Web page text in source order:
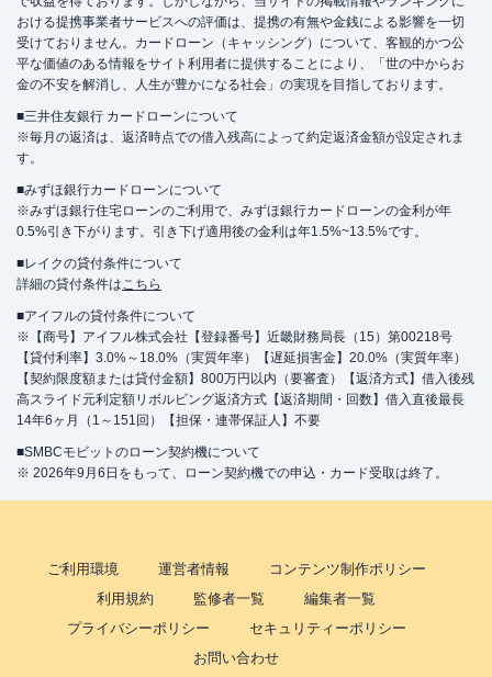
おける提携事業者サービスへの評価は、提携の有無や金銭による影響を一切
受けておりません。カードローン（キャッシング）について、客観的かつ公
平な価値のある情報をサイト利用者に提供することにより、「世の中からお
金の不安を解消し、人生が豊かになる社会」の実現を目指しております。
■三井住友銀行 カードローンについて
※毎月の返済は、返済時点での借入残高によって約定返済金額が設定されま
す。
■みずほ銀行カードローンについて
※みずほ銀行住宅ローンのご利用で、みずほ銀行カードローンの金利が年
0.5%引き下がります。引き下げ適用後の金利は年1.5%~13.5%です。
■レイクの貸付条件について
詳細の貸付条件はこちら
■アイフルの貸付条件について
※【商号】アイフル株式会社【登録番号】近畿財務局長（15）第00218号
【貸付利率】3.0%～18.0%（実質年率）【遅延損害金】20.0%（実質年率）
【契約限度額または貸付金額】800万円以内（要審査）【返済方式】借入後残
高スライド元利定額リボルビング返済方式【返済期間・回数】借入直後最長
14年6ヶ月（1～151回）【担保・連帯保証人】不要
■SMBCモビットのローン契約機について
※ 2026年9月6日をもって、ローン契約機での申込・カード受取は終了。
ご利用環境 運営者情報
コンテンツ制作ポリシー
利用規約
監修者一覧
編集者一覧
プライバシーポリシー
セキュリティーポリシー
お問い合わせ